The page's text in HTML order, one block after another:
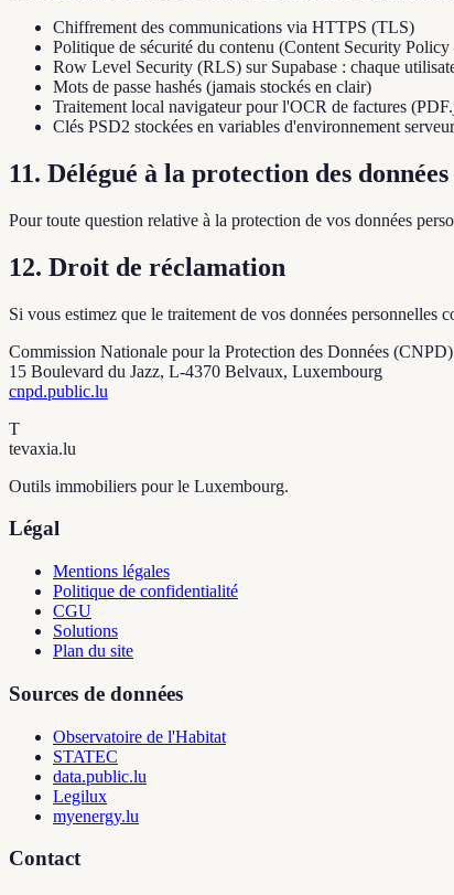
Chiffrement des communications via HTTPS (TLS)
Politique de sécurité du contenu (Content Security
Row Level Security (RLS) sur Supabase : chaque
Mots de passe hashés (jamais stockés en clair)
Traitement local navigateur pour l'OCR de factures
Clés PSD2 stockées en variables d'environnement
11. Délégué à la protection des
Pour toute question relative à la protection de vos données
12. Droit de réclamation
Si vous estimez que le traitement de vos données
Commission Nationale pour la Protection des Données (CNPD)
15 Boulevard du Jazz, L-4370 Belvaux, Luxembourg
cnpd.public.lu
T
tevaxia.lu
Outils immobiliers pour le Luxembourg.
Légal
Mentions légales
Politique de confidentialité
CGU
Solutions
Plan du site
Sources de données
Observatoire de l'Habitat
STATEC
data.public.lu
Legilux
myenergy.lu
Contact